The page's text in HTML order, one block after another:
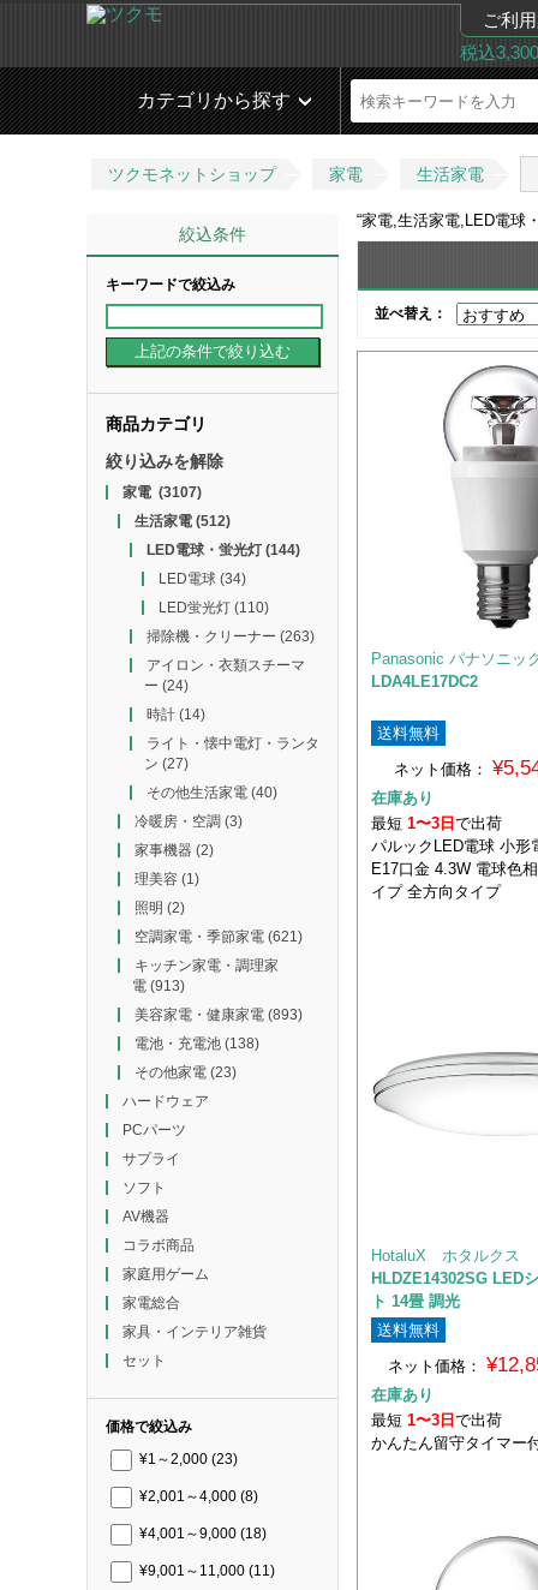
ご利
税込
カテゴリから探す
ツクモネットショップ 家電 生活家電
絞込条件
キーワードで絞込み
商品カテゴリ
絞り込みを解除
家電(3107)
生活家電(512)
LED電球・蛍光灯(144)
LED電球(34)
LED蛍光灯(110)
掃除機・クリーナー (263)
アイロン・衣類スチーマ
ー (24)
時計(14)
ライト・懐中電灯・ランタ
ン (27)
その他生活家電(40)
冷暖房・空調 (3)
家事機器(2)
理美容(1)
照明 (2)
空調家電・季節家電(621)
キッチン家電・調理家
電(913)
美容家電・健康家電(893)
電池・充電池(138)
その他家電(23)
ハードウェア
PCパーツ
サプライ
ソフト
AV機器
コラボ商品
家庭用ゲーム
家電総合
家具・インテリア雑貨
セット
価格で絞込み
¥1～2,000 (23)
¥2,001～4,000 (8)
¥4,001～9,000 (18)
¥9,001～11,000 (11)
“家電,生活家電,LED電球
並べ替え：
Panasonic パナソニッ
LDA4LE17DC2
送料無料
ネット価格：
在庫あり
最短 1〜3日 で出荷
パルックLED電球 小形
E17口金 4.3W 電球色
イプ 全方向タイプ
HotaluX ホタルクス
HLDZE14302SG LED
ト 14畳 調光
送料無料
ネット価格：
在庫あり
最短 1〜3日 で出荷
かんたん留守タイマー